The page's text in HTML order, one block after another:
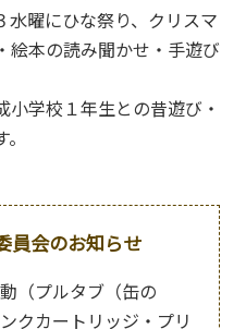
水曜にひな祭り、クリスマ
絵本の読み聞かせ・手遊び
学校１年生との昔遊び・
員会のお知らせ
（プルタブ（缶の
クカートリッジ・プリ